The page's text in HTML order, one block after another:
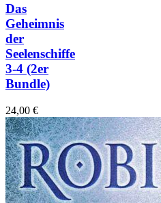
Das
Geheimnis
der
Seelenschiffe
3-4 (2er
Bundle)
24,00 €